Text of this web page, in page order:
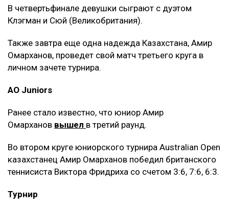
В четвертьфинале девушки сыграют с дуэтом
Клэгман и Сюй (Великобритания).
Также завтра еще одна надежда Казахстана, Амир
Омарханов, проведет свой матч третьего круга в
личном зачете турнира.
AO Juniors
Ранее стало известно, что юниор Амир
Омарханов вышел в третий раунд.
Во втором круге юниорского турнира Australian Open
казахстанец Амир Омарханов победил британского
теннисиста Виктора Фридриха со счетом 3:6, 7:6, 6:3.
Турнир